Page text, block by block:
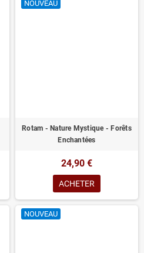
NOUVEAU
Rotam - Nature Mystique - Forêts
Enchantées
24,90 €
ACHETER
NOUVEAU